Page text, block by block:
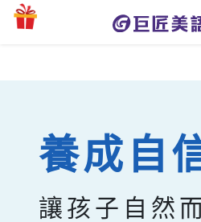
日語課程總表
英文課程總表
開課查詢
全國分校
養成自
讓孩子自然